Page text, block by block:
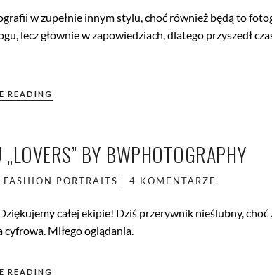
w zupełnie innym stylu, choć również będą to
lecz głównie w zapowiedziach, dlatego przyszedł
READING
BY BWPHOTOGRAPHY
FASHION PORTRAITS 4 KOMENTARZE
całej ekipie! Dziś przerywnik nieślubny, choć
Miłego oglądania.
READING